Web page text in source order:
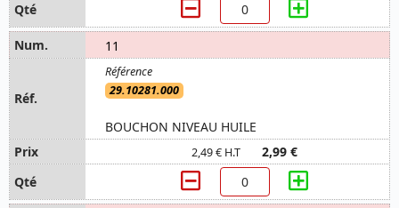
11
29.10281.000
BOUCHON NIVEAU HUILE
2,49 € H.T 2,99 €